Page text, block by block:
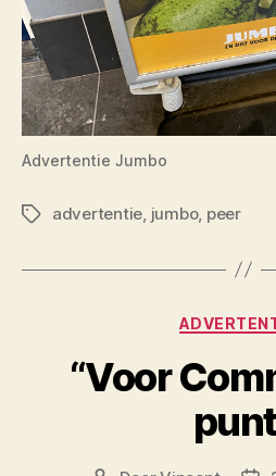
Advertentie Jumbo
Tagsadvertentie, jumbo, peer
“Voor